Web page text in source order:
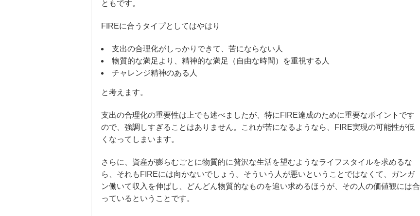
ともです。
FIREに合うタイプとしてはやはり
支出の合理化がしっかりできて、苦にならない人
物質的な満足より、精神的な満足（自由な時間）を重視する人
チャレンジ精神のある人
と考えます。
支出の合理化の重要性は上でも述べましたが、特にFIRE達成のために重要なポイントです
ので、強調しすぎることはありません。これが苦になるようなら、FIRE実現の可能性が低
くなってしまいます。
さらに、資産が膨らむごとに物質的に贅沢な生活を望むようなライフスタイルを求めるな
ら、それもFIREには向かないでしょう。そういう人が悪いということではなくて、ガンガ
ン働いて収入を伸ばし、どんどん物質的なものを追い求めるほうが、その人の価値観には合
っているということです。